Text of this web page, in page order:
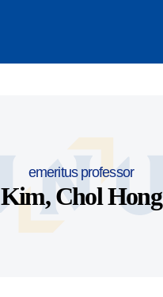
emeritus professor
Kim, Chol Hong